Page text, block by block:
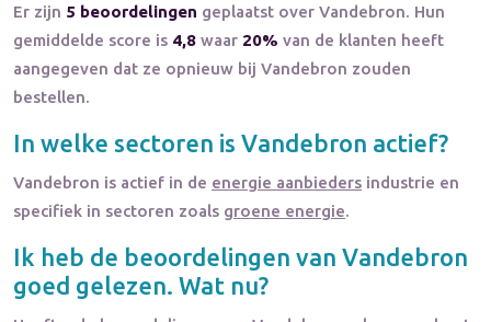
Er zijn 5 beoordelingen geplaatst over Vandebron. Hun
gemiddelde score is 4,8 waar 20% van de klanten heeft
aangegeven dat ze opnieuw bij Vandebron zouden
bestellen.
In welke sectoren is Vandebron actief?
Vandebron is actief in de energie aanbieders industrie en
specifiek in sectoren zoals groene energie.
Ik heb de beoordelingen van Vandebron
goed gelezen. Wat nu?